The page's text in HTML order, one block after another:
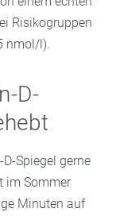
Risikogruppen
nmol/l).
D-
Spiegel gerne
im Sommer
Minuten auf